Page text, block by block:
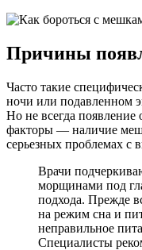
Причины
Часто такие
ночи или подавленном
Но не всегда
факторы — наличие
серьезных проблемах с
Врачи
морщинами под
подхода. Прежде
на режим сна и
неправильное
Специалисты